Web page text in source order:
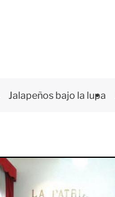
Jalapeños bajo la lupa